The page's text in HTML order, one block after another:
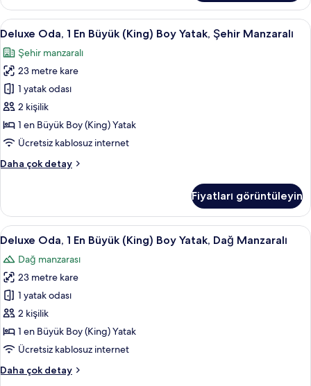
tüm
fotoğrafları
görün
Büyük
(King)
Boy
Engellilere
Uygun,
Şehir
Manzaralı
hakkında
daha
fazla
detay
Deluxe
Oda,
1
En
Büyük
(King)
Boy
Yatak,
Manzaralı
fotoğrafları
görün
Kaliteli yatak takımı, odada kasa, masa
2
Deluxe Oda, 1 En Büyük (King) Boy Yatak, Şehir Manzaralı
Şehir manzaralı
23 metre kare
1 yatak odası
2 kişilik
1 en Büyük Boy (King) Yatak
Ücretsiz kablosuz internet
Daha çok detay
Deluxe
Büyük
(King)
Boy
Şehir
Manzaralı
hakkında
daha
fazla
detay
Fiyatları görüntüleyin
Deluxe
Oda,
1
En
Büyük
(King)
Boy
Yatak,
Manzaralı
Kaliteli yatak takımı, odada kasa, masa
2
Deluxe Oda, 1 En Büyük (King) Boy Yatak, Dağ Manzaralı
Dağ manzarası
23 metre kare
1 yatak odası
2 kişilik
1 en Büyük Boy (King) Yatak
Ücretsiz kablosuz internet
Daha çok detay
Deluxe